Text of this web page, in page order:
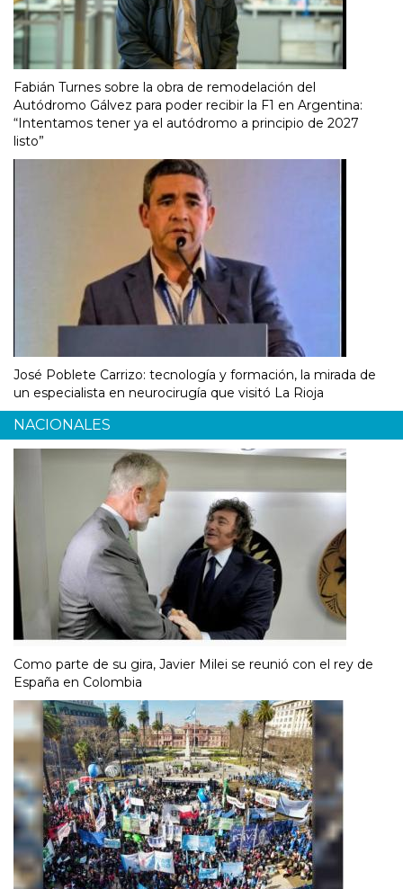
Fabián Turnes sobre la obra de remodelación del
Autódromo Gálvez para poder recibir la F1 en Argentina:
“Intentamos tener ya el autódromo a principio de 2027
listo”
José Poblete Carrizo: tecnología y formación, la mirada de
un especialista en neurocirugía que visitó La Rioja
NACIONALES
Como parte de su gira, Javier Milei se reunió con el rey de
España en Colombia